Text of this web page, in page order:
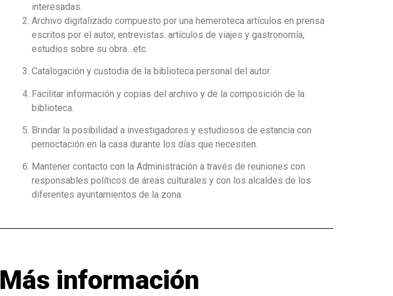
interesadas.
Archivo digitalizado compuesto por una hemeroteca artículos en prensa
escritos por el autor, entrevistas. artículos de viajes y gastronomía,
estudios sobre su obra…etc.
Catalogación y custodia de la biblioteca personal del autor.
Facilitar información y copias del archivo y de la composición de la
biblioteca.
Brindar la posibilidad a investigadores y estudiosos de estancia con
pernoctación en la casa durante los días que necesiten.
Mantener contacto con la Administración a través de reuniones con
responsables políticos de áreas culturales y con los alcaldes de los
diferentes ayuntamientos de la zona.
Más información